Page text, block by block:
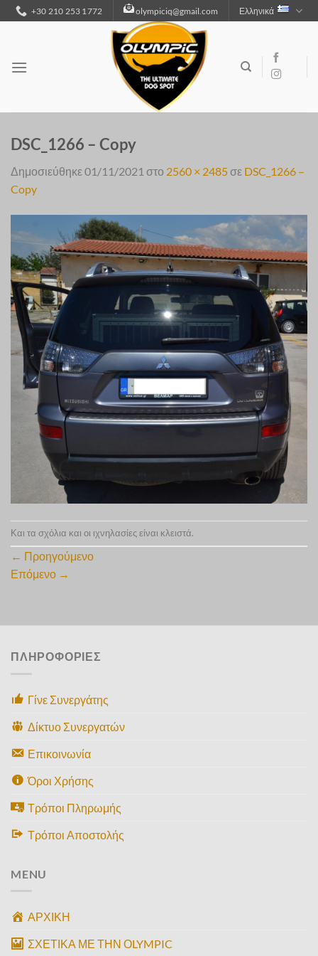
Μετάβαση
στο
+30 210 253 1772 olympiciq@gmail.com Ελληνικά
DSC_1266 – Copy
Δημοσιεύθηκε01/11/2021 στο 2560 × 2485σε DSC_1266 –
Copy
Και τα σχόλια και οι ιχνηλασίες είναι κλειστά.
← Προηγούμενο
Επόμενο →
ΠΛΗΡΟΦΟΡΙΕΣ
Γίνε Συνεργάτης
Δίκτυο Συνεργατών
Επικοινωνία
Όροι Χρήσης
Τρόποι Πληρωμής
Τρόποι Αποστολής
MENU
ΑΡΧΙΚΗ
ΣΧΕΤΙΚΑ ΜΕ ΤΗΝ ΟLYMPIC